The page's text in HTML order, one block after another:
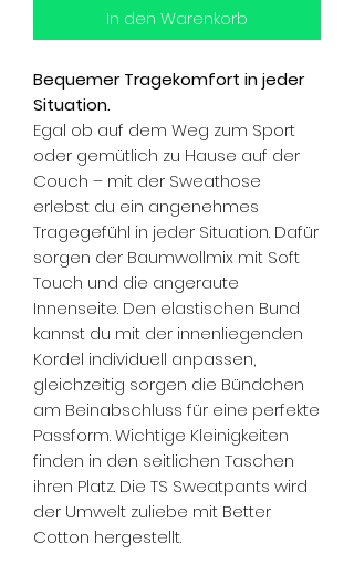
In den Warenkorb
Bequemer Tragekomfort in jeder
Situation.
Egal ob auf dem Weg zum Sport
oder gemütlich zu Hause auf der
Couch – mit der Sweathose
erlebst du ein angenehmes
Tragegefühl in jeder Situation. Dafür
sorgen der Baumwollmix mit Soft
Touch und die angeraute
Innenseite. Den elastischen Bund
kannst du mit der innenliegenden
Kordel individuell anpassen,
gleichzeitig sorgen die Bündchen
am Beinabschluss für eine perfekte
Passform. Wichtige Kleinigkeiten
finden in den seitlichen Taschen
ihren Platz. Die TS Sweatpants wird
der Umwelt zuliebe mit Better
Cotton hergestellt.